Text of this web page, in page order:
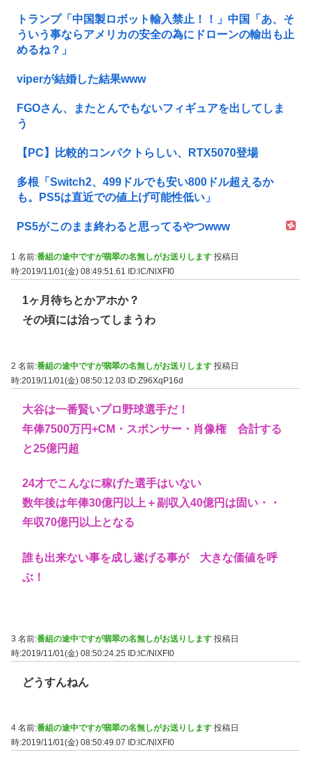
トランプ「中国製ロボット輸入禁止！！」中国「あ、そ
ういう事ならアメリカの安全の為にドローンの輸出も止
めるね？」
viperが結婚した結果www
FGOさん、またとんでもないフィギュアを出してしま
う
【PC】比較的コンパクトらしい、RTX5070登場
多根「Switch2、499ドルでも安い800ドル超えるか
も。PS5は直近での値上げ可能性低い」
PS5がこのまま終わると思ってるやつwww
1 名前:番組の途中ですが翡翠の名無しがお送りします 投稿日
時:2019/11/01(金) 08:49:51.61
ID:lC/NlXFI0
1ヶ月待ちとかアホか？
その頃には治ってしまうわ
2 名前:番組の途中ですが翡翠の名無しがお送りします 投稿日
時:2019/11/01(金) 08:50:12.03 ID:Z96XqP16d
大谷は一番賢いプロ野球選手だ！
年俸7500万円+CM・スポンサー・肖像権 合計する
と25億円超
24才でこんなに稼げた選手はいない
数年後は年俸30億円以上＋副収入40億円は固い・・
年収70億円以上となる
誰も出来ない事を成し遂げる事が 大きな価値を呼
ぶ！
3 名前:番組の途中ですが翡翠の名無しがお送りします 投稿日
時:2019/11/01(金) 08:50:24.25 ID:lC/NlXFI0
どうすんねん
4 名前:番組の途中ですが翡翠の名無しがお送りします 投稿日
時:2019/11/01(金) 08:50:49.07
ID:lC/NlXFI0